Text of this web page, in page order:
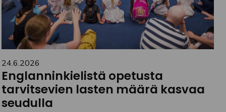
24.6.2026
Englanninkielistä opetusta
tarvitsevien lasten määrä kasvaa
seudulla